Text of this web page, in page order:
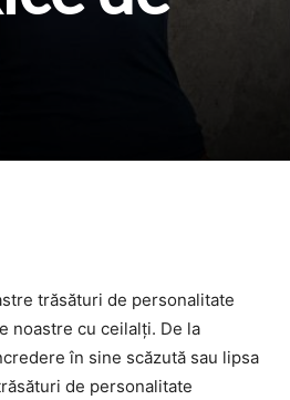
trăsături de personalitate
noastre cu ceilalți. De la
în sine scăzută sau lipsa
de personalitate